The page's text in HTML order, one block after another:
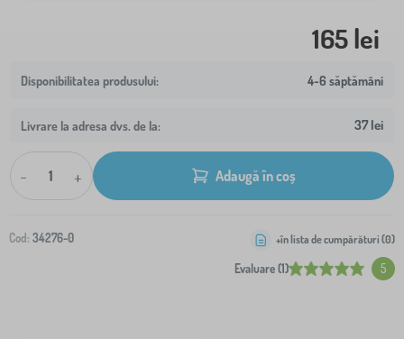
165 lei
4-6 săptămâni
Livrare la adresa dvs. de la: 37 lei
- + Adaugă în coș
Cod: 34276-0
Evaluare (1) 5
+în lista de cumpărături (0)